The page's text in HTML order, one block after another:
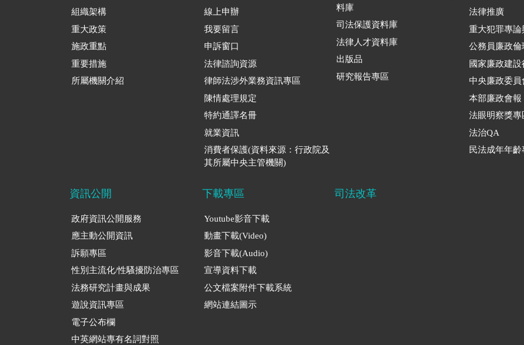
組織架構
重大政策
施政重點
重要措施
所屬機關介紹
線上申辦
我要留言
申訴窗口
法律諮詢資源
律師法涉外業務資訊專區
陳情處理規定
特約通譯名冊
就業資訊
消費者保護(資料來源：行政院及
其所屬中央主管機關)
料庫
司法保護資料庫
法律人才資料庫
出版品
研究報告專區
法律推廣
重大犯罪專論
公務員廉政倫
國家廉政建
中央廉政委員
本部廉政會報
法眼明察獎專
法治QA
民法成年年齡
資訊公開
政府資訊公開服務
應主動公開資訊
訴願專區
性別主流化/性騷擾防治專區
法務研究計畫與成果
遊說資訊專區
電子公布欄
中英網站專有名詞對照
下載專區
Youtube影音下載
動畫下載(Video)
影音下載(Audio)
宣導資料下載
公文檔案附件下載系統
網站連結圖示
司法改革